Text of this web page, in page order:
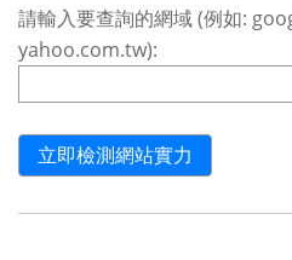
請輸入要查詢的網域 (例如:
yahoo.com.tw):